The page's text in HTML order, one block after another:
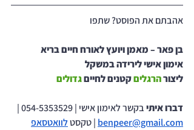
אהבתם את הפוסט? שתפו
בן פאר – מאמן ויועץ לאורח חיים בריא
אימון אישי לירידה במשקל
ליצור הרגלים קטנים לחיים גדולים
דברו איתי בקשר לאימון אישי | 054-5353529 |
benpeer@gmail.com | טקסט לוואטסאפ